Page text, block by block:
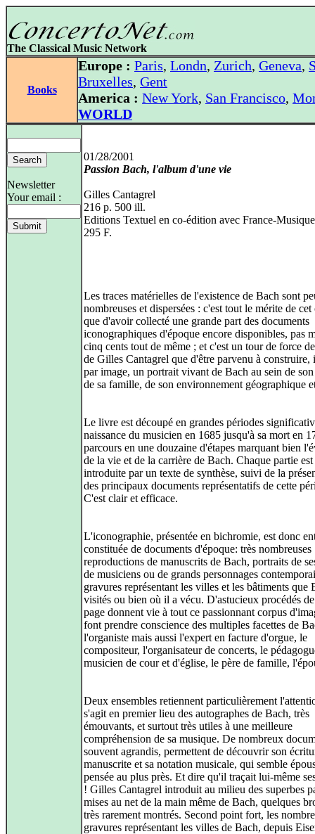
The Classical Music Network
Books
Europe : Paris, Londn, Zurich, Geneva,
Bruxelles, Gent
America : New York, San Francisco,
WORLD
Newsletter
Your email :
01/28/2001
Passion Bach, l'album d'une vie
Gilles Cantagrel
216 p. 500 ill.
Editions Textuel en co-édition avec France-
295 F.
Les traces matérielles de l'existence de Bach sont
nombreuses et dispersées : c'est tout le mérite de
que d'avoir collecté une grande part des documents
iconographiques d'époque encore disponibles, pas
cinq cents tout de même ; et c'est un tour de force
de Gilles Cantagrel que d'être parvenu à construire,
par image, un portrait vivant de Bach au sein de
de sa famille, de son environnement géographique
Le livre est découpé en grandes périodes
naissance du musicien en 1685 jusqu'à sa mort en
parcours en une douzaine d'étapes marquant bien
de la vie et de la carrière de Bach. Chaque partie est
introduite par un texte de synthèse, suivi de la
des principaux documents représentatifs de cette
C'est clair et efficace.
L'iconographie, présentée en bichromie, est donc
constituée de documents d'époque: très nombreuses
reproductions de manuscrits de Bach, portraits de
de musiciens ou de grands personnages
gravures représentant les villes et les bâtiments que
visités ou bien où il a vécu. D'astucieux procédés
page donnent vie à tout ce passionnant corpus
font prendre conscience des multiples facettes de
l'organiste mais aussi l'expert en facture d'orgue, le
compositeur, l'organisateur de concerts, le
musicien de cour et d'église, le père de famille,
Deux ensembles retiennent particulièrement
s'agit en premier lieu des autographes de Bach, très
émouvants, et surtout très utiles à une meilleure
compréhension de sa musique. De nombreux
souvent agrandis, permettent de découvrir son
manuscrite et sa notation musicale, qui semble
pensée au plus près. Et dire qu'il traçait lui-même
! Gilles Cantagrel introduit au milieu des superbes
mises au net de la main même de Bach, quelques
très rarement montrés. Second point fort, les
gravures représentant les villes de Bach, depuis